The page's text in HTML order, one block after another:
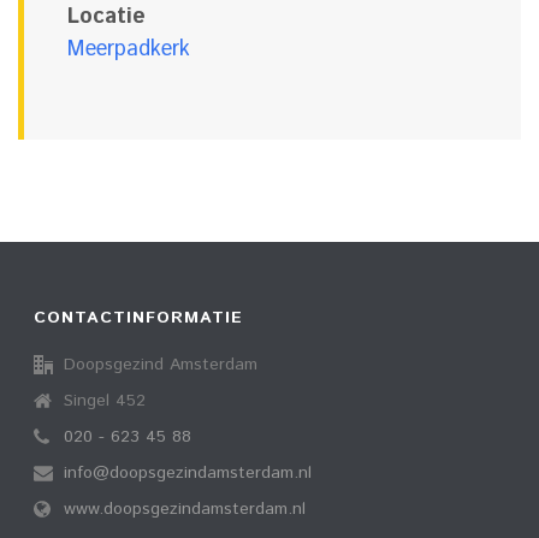
Locatie
Meerpadkerk
CONTACTINFORMATIE
Doopsgezind Amsterdam
Singel 452
020 - 623 45 88
info@doopsgezindamsterdam.nl
www.doopsgezindamsterdam.nl